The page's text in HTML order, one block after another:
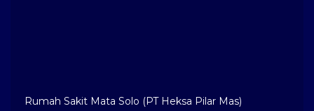
Rumah Sakit Mata Solo (PT Heksa Pilar Mas)